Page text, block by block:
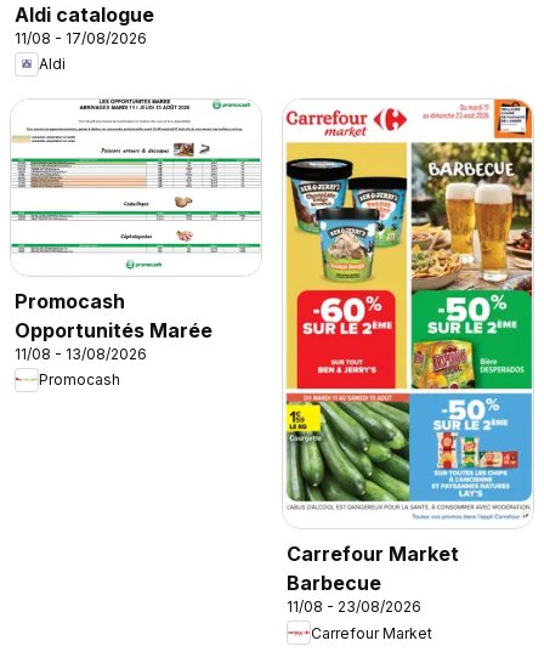
Aldi catalogue
11/08 - 17/08/2026
Aldi
Promocash
Opportunités Marée
11/08 - 13/08/2026
Promocash
Carrefour Market
Barbecue
11/08 - 23/08/2026
Carrefour Market